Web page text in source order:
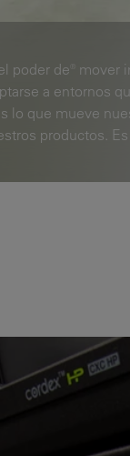
poder de® mover
a entornos
lo que mueve
productos.